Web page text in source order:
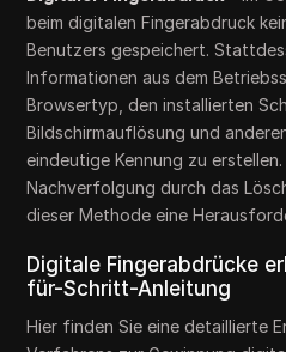
beim digitalen Fingerabdruck
Benutzers gespeichert.
Informationen aus dem
Browsertyp, den installierten
Bildschirmauflösung und
eindeutige Kennung zu
Nachverfolgung durch das
dieser Methode eine
Digitale Fingerabdrücke
für-Schritt-Anleitung
Hier finden Sie eine detaillierte